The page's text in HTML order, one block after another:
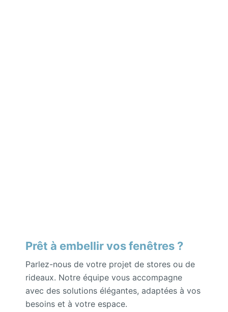
Prêt à embellir vos fenêtres ?
Parlez-nous de votre projet de stores ou de
rideaux. Notre équipe vous accompagne
avec des solutions élégantes, adaptées à vos
besoins et à votre espace.